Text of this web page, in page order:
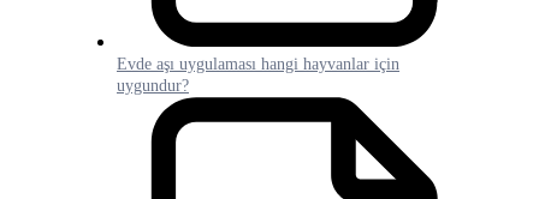
Evde aşı uygulaması hangi hayvanlar için
uygundur?